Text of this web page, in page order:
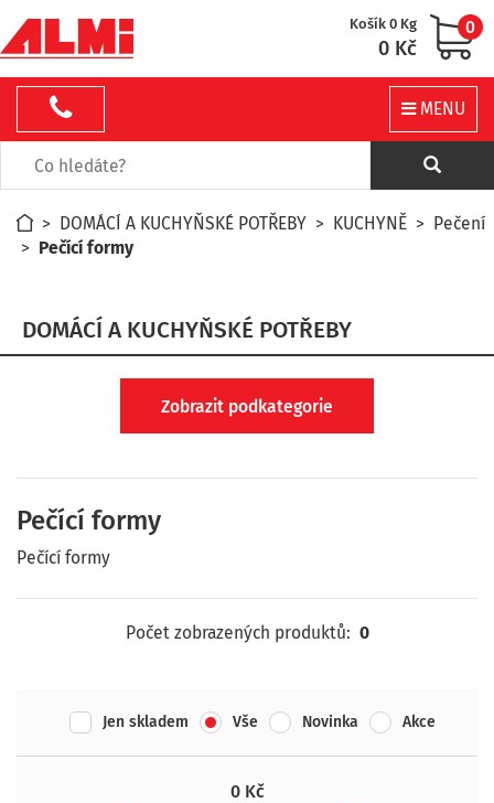
Košík 0 Kg
0 Kč
0
MENU
> DOMÁCÍ A KUCHYŇSKÉ POTŘEBY > KUCHYNĚ > Pečení
> Pečící formy
DOMÁCÍ A KUCHYŇSKÉ POTŘEBY
Zobrazit podkategorie
Pečící formy
Pečící formy
Počet zobrazených produktů: 0
Jen skladem Vše Novinka Akce
0 Kč